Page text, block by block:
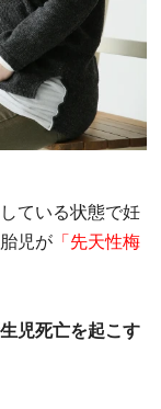
ている状態で妊
児が 「先天性梅
児死亡を起こす